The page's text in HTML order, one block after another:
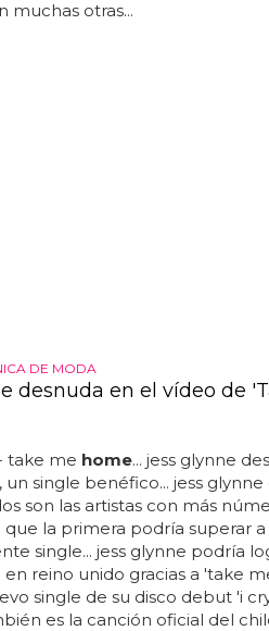
muchas otras...
DE MODA
desnuda en el vídeo de
take me home... jess glynne
un single benéfico... jess
son las artistas con más
la primera podría superar a
single... jess glynne podría
reino unido gracias a 'take
single de su disco debut 'i
es la canción oficial del